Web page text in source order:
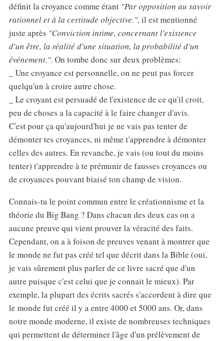
définit la croyance comme étant "Par opposition au savoir
rationnel et à la certitude objective.", il est mentionné
juste après "Conviction intime, concernant l'existence
d'un être, la réalité d'une situation, la probabilité d'un
événement.". On tombe donc sur deux problèmes:
_ Une croyance est personnelle, on ne peut pas forcer
quelqu'un à croire autre chose.
_ Le croyant est persuadé de l'existence de ce qu'il croit,
peu de choses a la capacité à le faire changer d'avis.
C'est pour ça qu'aujourd'hui je ne vais pas tenter de
démonter tes croyances, ni même t'apprendre à démonter
celles des autres. En revanche, je vais (ou tout du moins
tenter) t'apprendre à te prémunir de fausses croyances ou
de croyances pouvant biaisé ton champ de vision.
Connais-tu le point commun entre le créationnisme et la
théorie du Big Bang ? Dans chacun des deux cas on a
aucune preuve qui vient prouver la véracité des faits.
Cependant, on a à foison de preuves venant à montrer que
le monde ne fut pas créé tel que décrit dans la Bible (oui,
je vais sûrement plus parler de ce livre sacré que d'un
autre puisque c'est celui que je connait le mieux). Par
exemple, la plupart des écrits sacrés s'accordent à dire que
le monde fut créé il y a entre 4000 et 5000 ans. Or, dans
notre monde moderne, il existe de nombreuses techniques
qui permettent de déterminer l'âge d'un prélèvement de